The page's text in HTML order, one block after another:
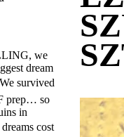
we
dream
survived
prep… so
in
cost